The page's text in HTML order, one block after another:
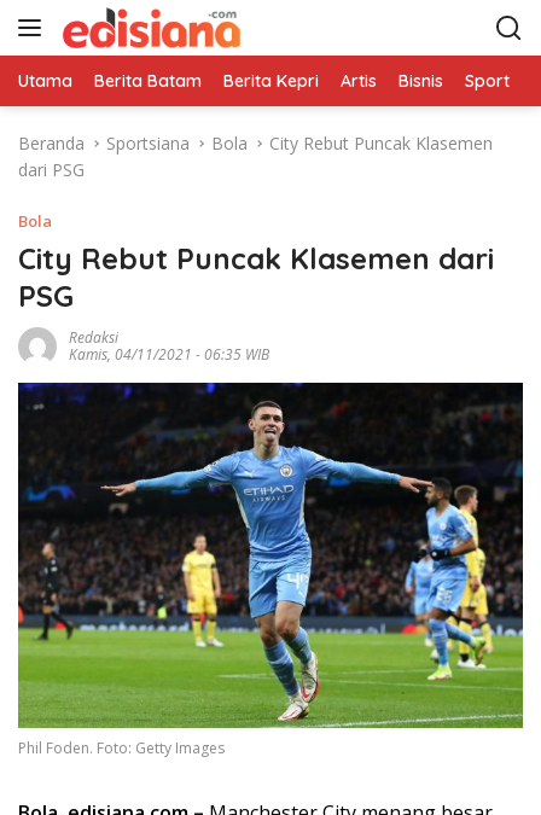
Utama Berita Batam Berita Kepri Artis Bisnis Sport
Beranda Sportsiana Bola
City Rebut Puncak Klasemen
dari PSG
Bola
City Rebut Puncak Klasemen dari
PSG
Redaksi
Kamis, 04/11/2021 - 06:35 WIB
Phil Foden. Foto: Getty Images